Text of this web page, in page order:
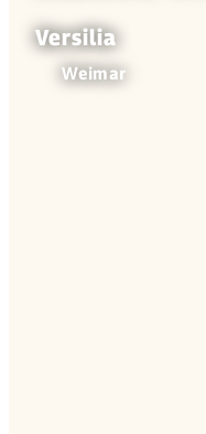
Versilia
Weimar